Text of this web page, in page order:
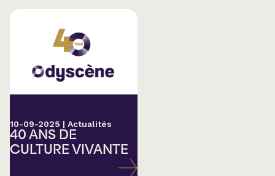
10-09-2025 | Actualités
40 ANS DE
CULTURE VIVANTE